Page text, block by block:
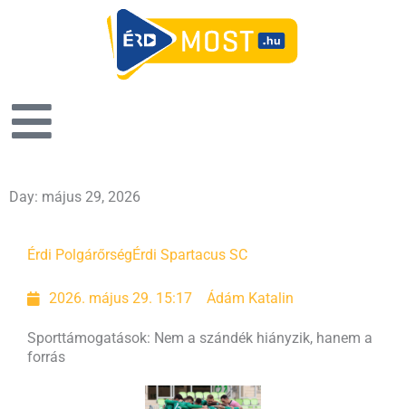
Day: május 29, 2026
Érdi PolgárőrségÉrdi Spartacus SC
2026. május 29. 15:17 Ádám Katalin
Sporttámogatások: Nem a szándék hiányzik, hanem a
forrás